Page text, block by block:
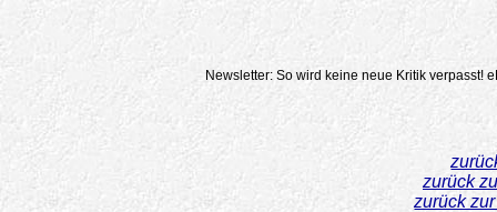
Newsletter: So wird keine neue Kritik verpasst!
zurück
zurück